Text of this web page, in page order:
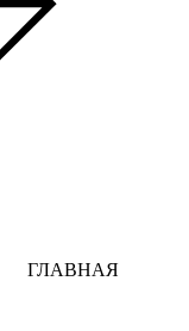
ГЛАВНАЯ